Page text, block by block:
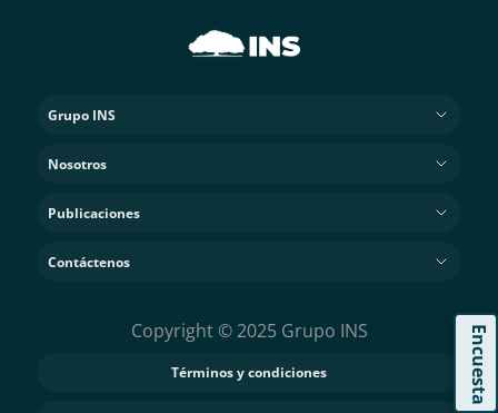
Encuesta
Grupo INS
Nosotros
Publicaciones
Contáctenos
Copyright © 2025 Grupo INS
Términos y condiciones